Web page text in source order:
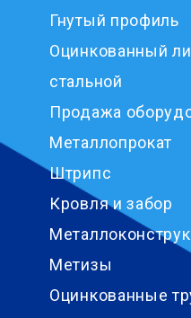
Гнутый профиль
Оцинкованный
стальной
Продажа
Металлопрокат
Штрипс
Кровля и забор
Метизы
Оцинкованные